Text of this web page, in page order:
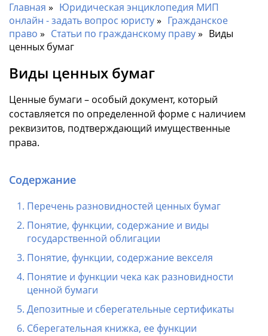
Главная
Юридическая энциклопедия МИП
онлайн - задать вопрос юристу
Гражданское
право
Статьи по гражданскому праву
Виды
ценных бумаг
Виды ценных бумаг
Ценные бумаги – особый документ, который
составляется по определенной форме с наличием
реквизитов, подтверждающий имущественные
права.
Содержание
Перечень разновидностей ценных бумаг
Понятие, функции, содержание и виды
государственной облигации
Понятие, функции, содержание векселя
Понятие и функции чека как разновидности
ценной бумаги
Депозитные и сберегательные сертификаты
Сберегательная книжка, ее функции